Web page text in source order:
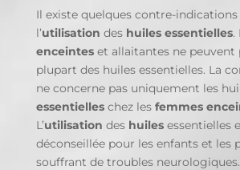
Il existe quelques contre-
l’utilisation deshuiles essentielles.
enceinteset allaitantes ne peuvent
plupart des huiles essentielles. La
ne concerne pas uniquement les
essentielleschez lesfemmes
L’utilisation deshuiles essentielles
déconseillée pour les enfants et les
souffrant de troubles neurologiques.